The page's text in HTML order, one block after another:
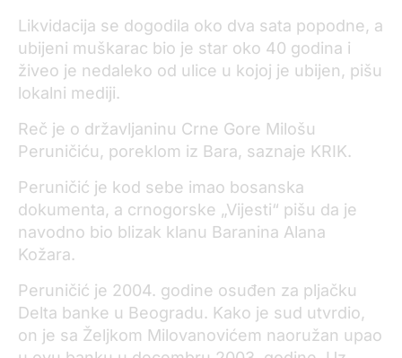
Likvidacija se dogodila oko dva sata popodne, a
ubijeni muškarac bio je star oko 40 godina i
živeo je nedaleko od ulice u kojoj je ubijen, pišu
lokalni mediji.
Reč je o državljaninu Crne Gore Milošu
Peruničiću, poreklom iz Bara, saznaje KRIK.
Peruničić je kod sebe imao bosanska
dokumenta, a crnogorske „Vijesti“ pišu da je
navodno bio blizak klanu Baranina Alana
Kožara.
Peruničić je 2004. godine osuđen za pljačku
Delta banke u Beogradu. Kako je sud utvrdio,
on je sa Željkom Milovanovićem naoružan upao